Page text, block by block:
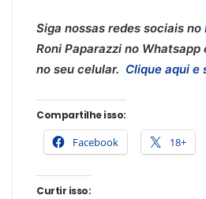
Siga nossas redes sociais no
Roni Paparazzi no
no seu celular. Clique aqui e
Compartilhe isso:
Facebook 18+
Curtir isso: